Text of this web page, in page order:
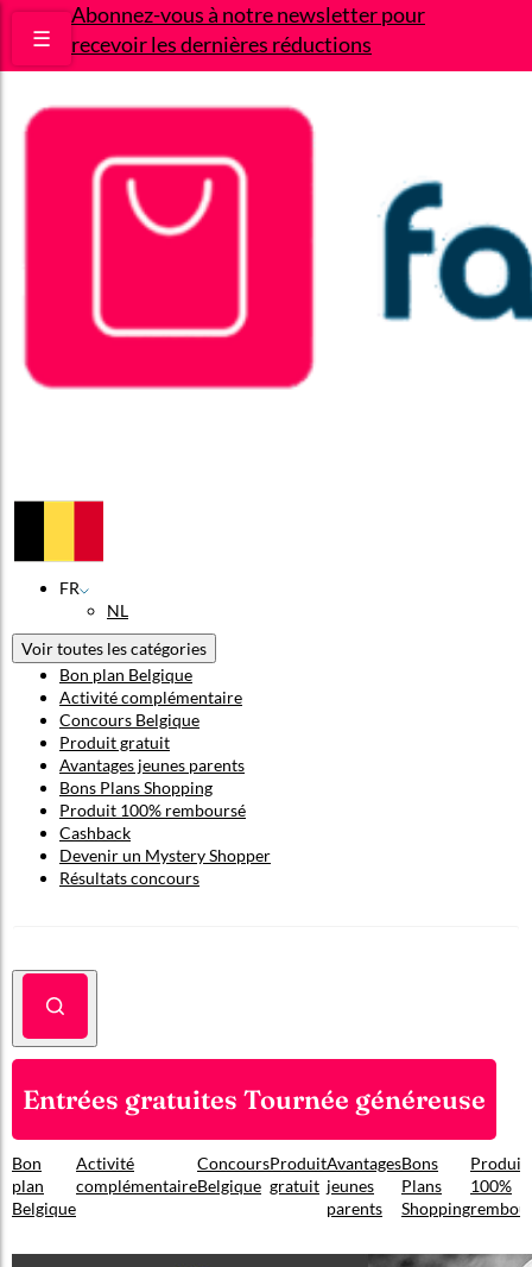
Abonnez-vous à notre newsletter pour
recevoir les dernières réductions
☰
FR
NL
Voir toutes les catégories
Bon plan Belgique
Activité complémentaire
Concours Belgique
Produit gratuit
Avantages jeunes parents
Bons Plans Shopping
Produit 100% remboursé
Cashback
Devenir un Mystery Shopper
Résultats concours
Entrées gratuites Tournée généreuse
Bon
plan
Belgique
Activité
complémentaire
Concours
Belgique
Produit
gratuit
Avantages
jeunes
parents
Bons
Plans
Shopping
Produit
100%